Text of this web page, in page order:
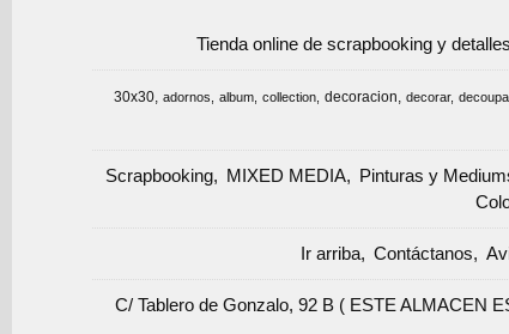
Tienda online de scrapbooking y
30x30 adornos album collection decoracion decorar
Scrapbooking MIXED MEDIA Pinturas y
Ir arriba Contáctanos
C/ Tablero de Gonzalo, 92 B ( ESTE ALMACEN